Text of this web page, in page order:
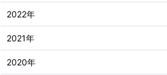
2022年
2021年
2020年